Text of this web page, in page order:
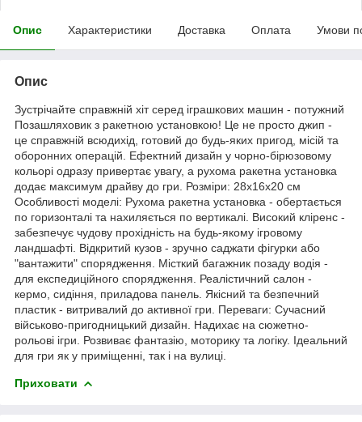
Опис Характеристики Доставка Оплата Умови
Опис
Зустрічайте справжній хіт серед іграшкових машин - потужний
Позашляховик з ракетною установкою! Це не просто джип -
це справжній всюдихід, готовий до будь-яких пригод, місій та
оборонних операцій. Ефектний дизайн у чорно-бірюзовому
кольорі одразу привертає увагу, а рухома ракетна установка
додає максимум драйву до гри. Розміри: 28х16х20 см
Особливості моделі: Рухома ракетна установка - обертається
по горизонталі та нахиляється по вертикалі. Високий кліренс -
забезпечує чудову прохідність на будь-якому ігровому
ландшафті. Відкритий кузов - зручно саджати фігурки або
"вантажити" спорядження. Місткий багажник позаду водія -
для експедиційного спорядження. Реалістичний салон -
кермо, сидіння, приладова панель. Якісний та безпечний
пластик - витривалий до активної гри. Переваги: Сучасний
військово-пригодницький дизайн. Надихає на сюжетно-
рольові ігри. Розвиває фантазію, моторику та логіку. Ідеальний
для гри як у приміщенні, так і на вулиці.
Приховати